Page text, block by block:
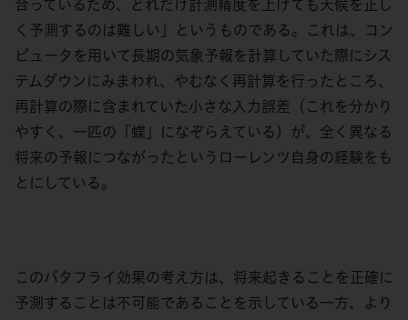
合っているため、どれだけ計測精度を上げても天候を正し
く予測するのは難しい」というものである。
これは、コン
ピュータを用いて長期の気象予報を計算していた際にシス
テムダウンにみまわれ、やむなく再計算を行ったところ、
再計算の際に含まれていた小さな入力誤差（これを分かり
やすく、一匹の「蝶」になぞらえている）が、全く異なる
将来の予報につながったというローレンツ自身の経験をも
とにしている。
このバタフライ効果の考え方は、将来起きることを正確に
予測することは不可能であることを示している一方、より